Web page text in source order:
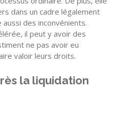
dans un cadre légalement
des inconvénients.
il peut y avoir des
ne pas avoir eu
valoir leurs droits.
la liquidation